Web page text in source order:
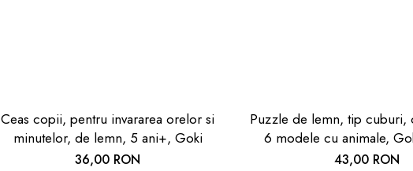
Ceas copii, pentru invararea orelor si
minutelor, de lemn, 5 ani+, Goki
36,00 RON
Puzzle de lemn, tip cuburi,
6 modele cu animale,
indemanare
43,00 RON